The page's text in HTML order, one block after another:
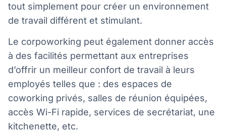
tout simplement pour créer un environnement
de travail différent et stimulant.
Le corpoworking peut également donner accès
à des facilités permettant aux entreprises
d’offrir un meilleur confort de travail à leurs
employés telles que : des espaces de
coworking privés, salles de réunion équipées,
accès Wi-Fi rapide, services de secrétariat, une
kitchenette, etc.